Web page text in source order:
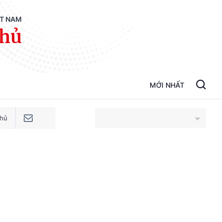
NAM
MỚI NHẤT